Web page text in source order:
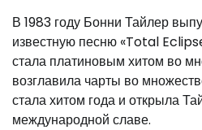
В 1983 году Бонни Тайлер
известную песню «Total
стала платиновым хитом во
возглавила чарты во
стала хитом года и открыла
международной славе.